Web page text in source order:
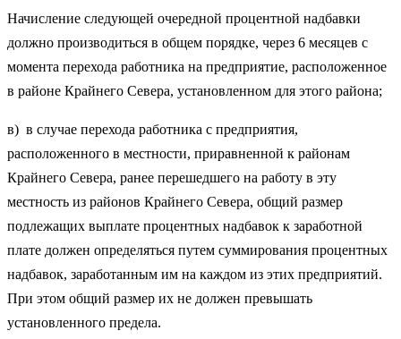
Начисление следующей очередной процентной надбавки
должно производиться в общем порядке, через 6 месяцев с
момента перехода работника на предприятие, расположенное
в районе Крайнего Севера, установленном для этого района;
в) в случае перехода работника с предприятия,
расположенного в местности, приравненной к районам
Крайнего Севера, ранее перешедшего на работу в эту
местность из районов Крайнего Севера, общий размер
подлежащих выплате процентных надбавок к заработной
плате должен определяться путем суммирования процентных
надбавок, заработанным им на каждом из этих предприятий.
При этом общий размер их не должен превышать
установленного предела.